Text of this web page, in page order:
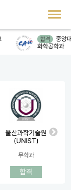
합격
중앙
화학공학과
울산과학기술원
(UNIST)
무학과
합격